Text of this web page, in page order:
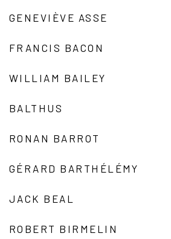
GENEVIÈVE ASSE
FRANCIS BACON
WILLIAM BAILEY
BALTHUS
RONAN BARROT
GÉRARD BARTHÉLÉMY
JACK BEAL
ROBERT BIRMELIN